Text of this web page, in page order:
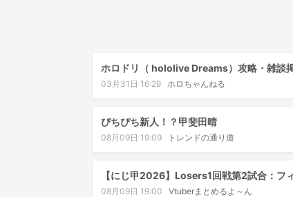
ホロドリ（ hololive Dreams）攻略・雑談
03月31日 16:29 ホロちゃんねる
ぴちぴち新人！？甲斐田晴
08月09日 19:09 トレンドの通り道
【にじ甲2026】Losers1回戦第2試合：フ
08月09日 19:00 Vtuberまとめるよ～ん